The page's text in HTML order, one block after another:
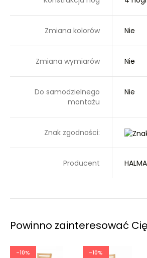
Zmiana kolorów Nie
Zmiana wymiarów Nie
Do samodzielnego
montażu
Nie
Znak zgodności:
Producent
Powinno zainteresować
-10% -10%